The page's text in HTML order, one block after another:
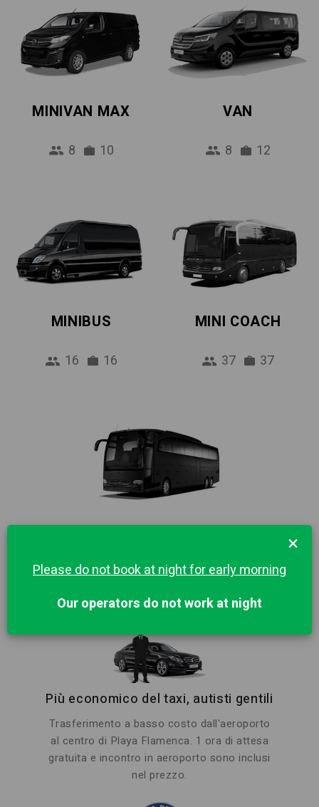
MINIVAN MAX
8 10
VAN
8 12
MINIBUS
16 16
MINI COACH
37 37
BUS
55 55
Più economico del taxi, autisti gentili
Trasferimento a basso costo dall'aeroporto
al centro di Playa Flamenca. 1 ora di attesa
gratuita e incontro in aeroporto sono inclusi
nel prezzo.
×
Please do not book at night for early morning
Our operators do not work at night